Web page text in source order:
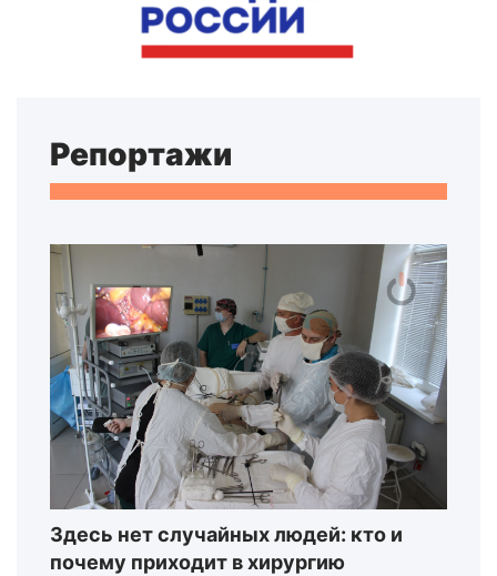
Репортажи
Здесь нет случайных людей: кто и
почему приходит в хирургию